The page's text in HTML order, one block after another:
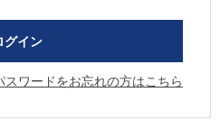
スワードをお忘れの方はこちら